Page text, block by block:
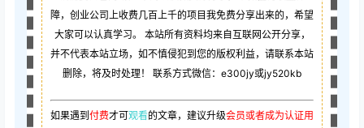
障，创业公司上收费几百上千的项目我免费分享出来的，希望
大家可以认真学习。 本站所有资料均来自互联网公开分享，
并不代表本站立场，如不慎侵犯到您的版权利益，请联系本站
删除，将及时处理！ 联系方式微信：e300jy或jy520kb
如果遇到 付费才可观看的文章，建议升级会员或者成为认证用